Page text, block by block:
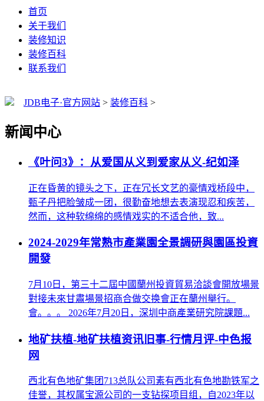
首页
关于我们
装修知识
装修百科
联系我们
JDB电子·官方网站 > 装修百科 >
新闻中心
《叶问3》：从爱国从义到爱家从义-纪如泽
正在昏黄的镜头之下，正在冗长文艺的豪情戏桥段中，
甄子丹把脸皱成一团，很勤奋地想去表演现忍和疾苦，
然而，这种软绵绵的感情戏实的不适合他，致...
2024-2029年常熟市產業園全景調研與園區投資
開發
7月10日，第三十二屆中國蘭州投資貿易洽談會開放場景
對接未來甘肅場景招商合做交换會正在蘭州舉行。
會。。。 2026年7月20日，深圳中商產業研究院課題...
地矿扶植-地矿扶植资讯旧事-行情月评-中色报
网
西北有色地矿集团713总队公司素有西北有色地勘铁军之
佳誉，其权属宝源公司的一支钻探项目组，自2023年以